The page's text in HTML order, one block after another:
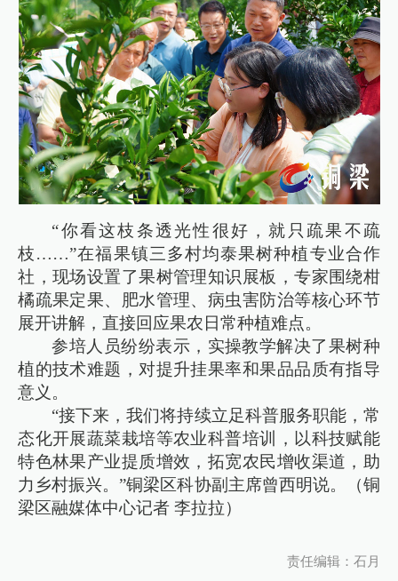
“你看这枝条透光性很好，就只疏果不疏
枝……”在福果镇三多村均泰果树种植专业合作
社，现场设置了果树管理知识展板，专家围绕柑
橘疏果定果、肥水管理、病虫害防治等核心环节
展开讲解，直接回应果农日常种植难点。
参培人员纷纷表示，实操教学解决了果树种
植的技术难题，对提升挂果率和果品品质有指导
意义。
“接下来，我们将持续立足科普服务职能，常
态化开展蔬菜栽培等农业科普培训，以科技赋能
特色林果产业提质增效，拓宽农民增收渠道，助
力乡村振兴。”铜梁区科协副主席曾西明说。（铜
梁区融媒体中心记者 李拉拉）
责任编辑：石月